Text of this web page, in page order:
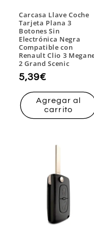
Carcasa Llave Coche
Tarjeta Plana 3
Botones Sin
Electrónica Negra
Compatible con
Renault Clio 3
2 Grand Scenic
Precio
habitual
5,39€
Agregar al
carrito